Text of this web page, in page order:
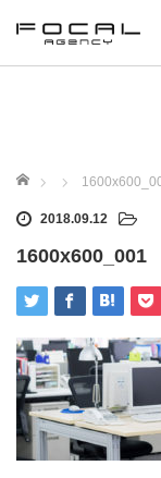
ホーム
2018.09.12
1600x600_001